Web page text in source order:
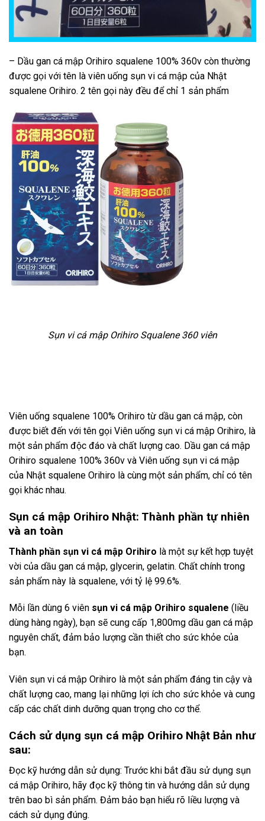
– Dầu gan cá mập Orihiro squalene 100% 360v còn thường
được gọi với tên là viên uống sụn vi cá mập của Nhật
squalene Orihiro. 2 tên gọi này đều để chỉ 1 sản phẩm
Sụn vi cá mập Orihiro Squalene 360 viên
Viên uống squalene 100% Orihiro từ dầu gan cá mập, còn
được biết đến với tên gọi Viên uống sụn vi cá mập Orihiro, là
một sản phẩm độc đáo và chất lượng cao. Dầu gan cá mập
Orihiro squalene 100% 360v và Viên uống sụn vi cá mập
của Nhật squalene Orihiro là cùng một sản phẩm, chỉ có tên
gọi khác nhau.
Sụn cá mập Orihiro Nhật: Thành phần tự nhiên
và an toàn
Thành phần sụn vi cá mập Orihiro là một sự kết hợp tuyệt
vời của dầu gan cá mập, glycerin, gelatin. Chất chính trong
sản phẩm này là squalene, với tỷ lệ 99.6%.
Mỗi lần dùng 6 viên sụn vi cá mập Orihiro squalene (liều
dùng hàng ngày), bạn sẽ cung cấp 1,800mg dầu gan cá mập
nguyên chất, đảm bảo lượng cần thiết cho sức khỏe của
bạn.
Viên sụn vi cá mập Orihiro là một sản phẩm đáng tin cậy và
chất lượng cao, mang lại những lợi ích cho sức khỏe và cung
cấp các chất dinh dưỡng quan trọng cho cơ thể.
Cách sử dụng sụn cá mập Orihiro Nhật Bản như
sau:
Đọc kỹ hướng dẫn sử dụng: Trước khi bắt đầu sử dụng sụn
cá mập Orihiro, hãy đọc kỹ thông tin và hướng dẫn sử dụng
trên bao bì sản phẩm. Đảm bảo bạn hiểu rõ liều lượng và
cách sử dụng đúng.